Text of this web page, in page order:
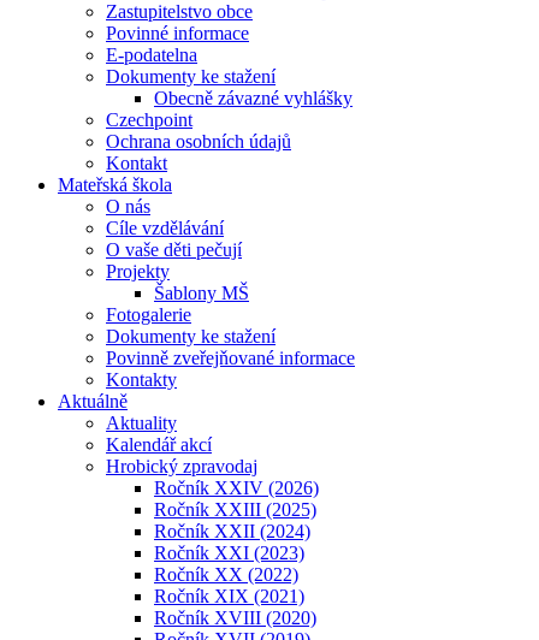
Zastupitelstvo obce
Povinné informace
E-podatelna
Dokumenty ke stažení
Obecně závazné vyhlášky
Czechpoint
Ochrana osobních údajů
Kontakt
Mateřská škola
O nás
Cíle vzdělávání
O vaše děti pečují
Projekty
Šablony MŠ
Fotogalerie
Dokumenty ke stažení
Povinně zveřejňované informace
Kontakty
Aktuálně
Aktuality
Kalendář akcí
Hrobický zpravodaj
Ročník XXIV (2026)
Ročník XXIII (2025)
Ročník XXII (2024)
Ročník XXI (2023)
Ročník XX (2022)
Ročník XIX (2021)
Ročník XVIII (2020)